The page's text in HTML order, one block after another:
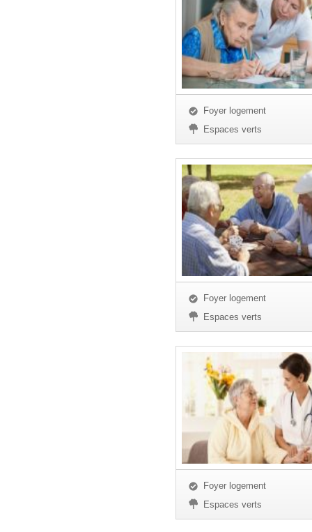
Foyer logement
Espaces verts
Foyer logement
Espaces verts
Foyer logement
Espaces verts